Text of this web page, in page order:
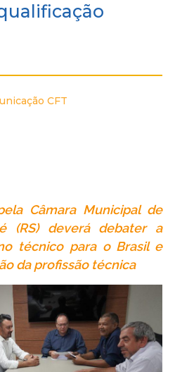
CFT
Câmara Municipal de
(RS) deverá debater a
técnico para o Brasil e
da profissão técnica